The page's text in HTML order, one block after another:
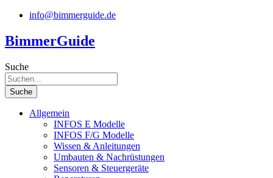
Zum
springen
info@bimmerguide.de
BimmerGuide
Suche
Suche
Allgemein
INFOS E Modelle
INFOS F/G Modelle
Wissen & Anleitungen
Umbauten & Nachrüstungen
Sensoren & Steuergeräte